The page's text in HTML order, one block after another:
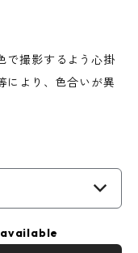
で撮影するよう心掛
により、色合いが異